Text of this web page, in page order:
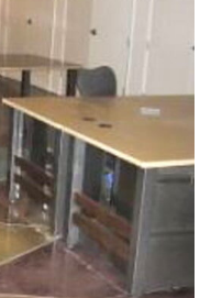
פרטי המוצר